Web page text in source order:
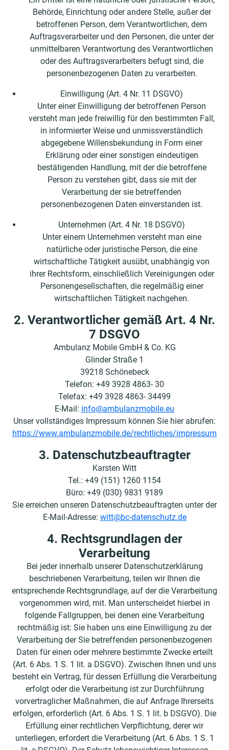
Behörde, Einrichtung oder andere Stelle, außer der
betroffenen Person, dem Verantwortlichen, dem
Auftragsverarbeiter und den Personen, die unter der
unmittelbaren Verantwortung des Verantwortlichen
oder des Auftragsverarbeiters befugt sind, die
personenbezogenen Daten zu verarbeiten.
Einwilligung (Art. 4 Nr. 11 DSGVO)
Unter einer Einwilligung der betroffenen Person
versteht man jede freiwillig für den bestimmten Fall,
in informierter Weise und unmissverständlich
abgegebene Willensbekundung in Form einer
Erklärung oder einer sonstigen eindeutigen
bestätigenden Handlung, mit der die betroffene
Person zu verstehen gibt, dass sie mit der
Verarbeitung der sie betreffenden
personenbezogenen Daten einverstanden ist.
Unternehmen (Art. 4 Nr. 18 DSGVO)
Unter einem Unternehmen versteht man eine
natürliche oder juristische Person, die eine
wirtschaftliche Tätigkeit ausübt, unabhängig von
ihrer Rechtsform, einschließlich Vereinigungen oder
Personengesellschaften, die regelmäßig einer
wirtschaftlichen Tätigkeit nachgehen.
2. Verantwortlicher gemäß Art. 4 Nr.
7 DSGVO
Ambulanz Mobile GmbH & Co. KG
Glinder Straße 1
39218 Schönebeck
Telefon: +49 3928 4863- 30
Telefax: +49 3928 4863- 34499
E-Mail: info@ambulanzmobile.eu
Unser vollständiges Impressum können Sie hier abrufen:
https://www.ambulanzmobile.de/rechtliches/impressum
3. Datenschutzbeauftragter
Karsten Witt
Tel.: +49 (151) 1260 1154
Büro: +49 (030) 9831 9189
Sie erreichen unseren Datenschutzbeauftragten unter der
E-Mail-Adresse: witt@bc-datenschutz.de
4. Rechtsgrundlagen der
Verarbeitung
Bei jeder innerhalb unserer Datenschutzerklärung
beschriebenen Verarbeitung, teilen wir Ihnen die
entsprechende Rechtsgrundlage, auf der die Verarbeitung
vorgenommen wird, mit. Man unterscheidet hierbei in
folgende Fallgruppen, bei denen eine Verarbeitung
rechtmäßig ist: Sie haben uns eine Einwilligung zu der
Verarbeitung der Sie betreffenden personenbezogenen
Daten für einen oder mehrere bestimmte Zwecke erteilt
(Art. 6 Abs. 1 S. 1 lit. a DSGVO). Zwischen Ihnen und uns
besteht ein Vertrag, für dessen Erfüllung die Verarbeitung
erfolgt oder die Verarbeitung ist zur Durchführung
vorvertraglicher Maßnahmen, die auf Anfrage Ihrerseits
erfolgen, erforderlich (Art. 6 Abs. 1 S. 1 lit. b DSGVO). Die
Erfüllung einer rechtlichen Verpflichtung, derer wir
unterliegen, erfordert die Verarbeitung (Art. 6 Abs. 1 S. 1